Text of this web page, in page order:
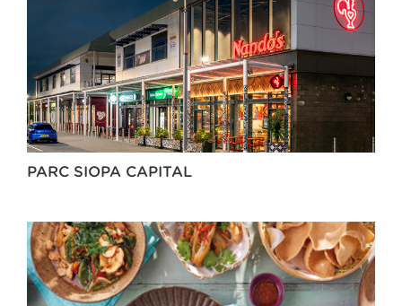
PARC SIOPA CAPITAL